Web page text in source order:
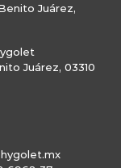
Juárez,
Juárez, 03310